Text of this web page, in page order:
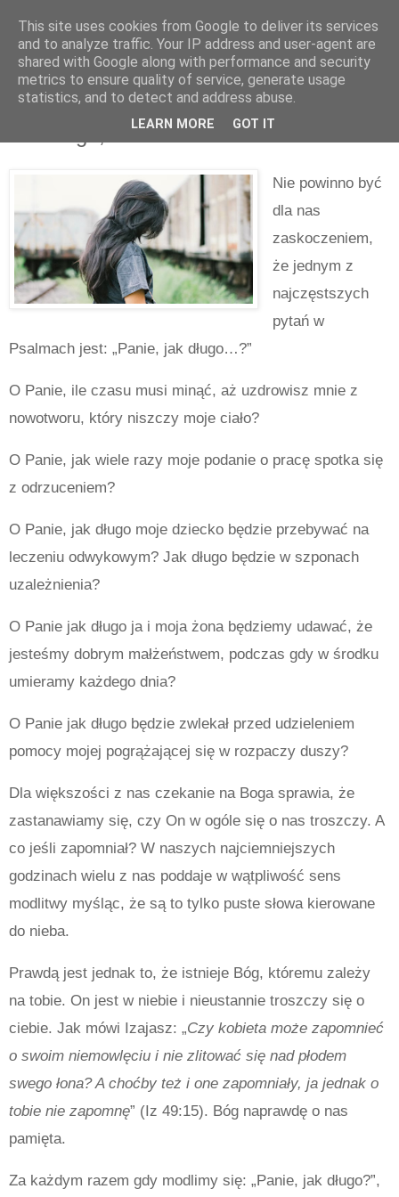
czwartek, lipca 20, 2023
Jak długo, o Panie?
Nie powinno być
dla nas
zaskoczeniem,
że jednym z
najczęstszych
pytań w
Psalmach jest: „Panie, jak długo…?”
O Panie, ile czasu musi minąć, aż uzdrowisz mnie z
nowotworu, który niszczy moje ciało?
O Panie, jak wiele razy moje podanie o pracę spotka się
z odrzuceniem?
O Panie, jak długo moje dziecko będzie przebywać na
leczeniu odwykowym? Jak długo będzie w szponach
uzależnienia?
O Panie jak długo ja i moja żona będziemy udawać, że
jesteśmy dobrym małżeństwem, podczas gdy w środku
umieramy każdego dnia?
O Panie jak długo będzie zwlekał przed udzieleniem
pomocy mojej pogrążającej się w rozpaczy duszy?
Dla większości z nas czekanie na Boga sprawia, że
zastanawiamy się, czy On w ogóle się o nas troszczy. A
co jeśli zapomniał? W naszych najciemniejszych
godzinach wielu z nas poddaje w wątpliwość sens
modlitwy myśląc, że są to tylko puste słowa kierowane
do nieba.
Prawdą jest jednak to, że istnieje Bóg, któremu zależy
na tobie. On jest w niebie i nieustannie troszczy się o
ciebie. Jak mówi Izajasz: „Czy kobieta może zapomnieć
o swoim niemowlęciu i nie zlitować się nad płodem
swego łona? A choćby też i one zapomniały, ja jednak o
tobie nie zapomnę” (Iz 49:15). Bóg naprawdę o nas
pamięta.
Za każdym razem gdy modlimy się: „Panie, jak długo?”,
This site uses cookies from Google to deliver its services
and to analyze traffic. Your IP address and user-agent are
shared with Google along with performance and security
metrics to ensure quality of service, generate usage
statistics, and to detect and address abuse.
LEARN MORE GOT IT